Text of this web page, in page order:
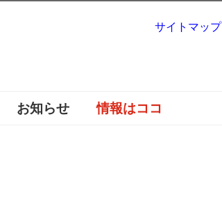
お知らせ 情報はココ
サイトマップ